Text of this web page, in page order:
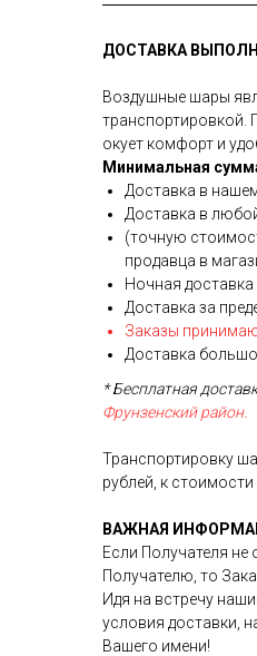
ДОСТАВКА
Воздушные шары
транспортировкой.
окует комфорт и
Минимальная
Доставка в
Доставка в
(точную
продавца в
Ночная доставка
Доставка за
Заказы
Доставка
* Бесплатная
Фрунзенский район.
Транспортировку
рублей, к стоимости
ВАЖНАЯ
Если Получателя не
Получателю, то
Идя на встречу
условия доставки,
Вашего имени!